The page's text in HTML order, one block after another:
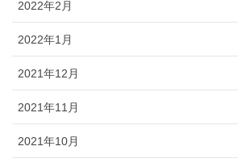
2022年2月
2022年1月
2021年12月
2021年11月
2021年10月